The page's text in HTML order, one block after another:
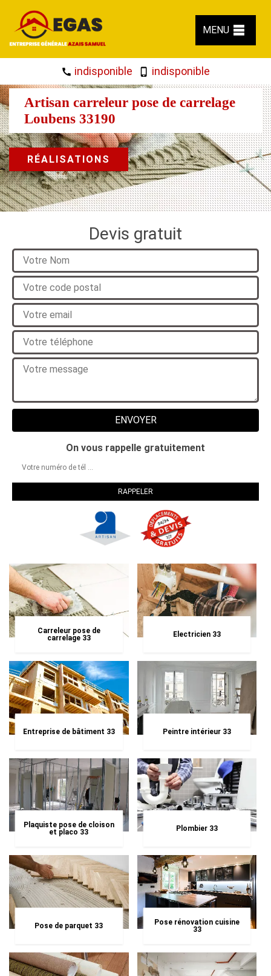
MENU
indisponible indisponible
Artisan carreleur pose de carrelage
Loubens 33190
RÉALISATIONS
Devis gratuit
On vous rappelle gratuitement
Carreleur pose de
carrelage 33
Electricien 33
Entreprise de bâtiment 33 Peintre intérieur 33
Plaquiste pose de cloison
et placo 33
Plombier 33
Pose de parquet 33
Pose rénovation cuisine
33